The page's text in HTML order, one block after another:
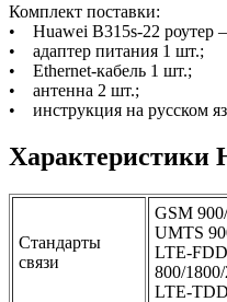
Комплект поставки:
• Huawei B315s-22 роутер
• адаптер питания 1 шт.;
• Ethernet-кабель 1 шт.;
• антенна 2 шт.;
• инструкция на русском
Характеристики
Стандарты
связи
GSM
UMTS
LTE-FDD
800/
LTE-